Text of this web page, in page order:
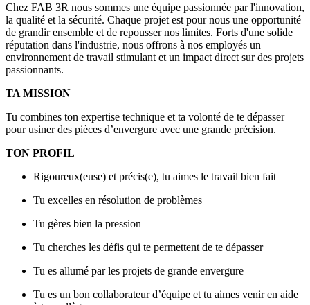
Chez FAB 3R nous sommes une équipe passionnée par l'innovation,
la qualité et la sécurité. Chaque projet est pour nous une opportunité
de grandir ensemble et de repousser nos limites. Forts d'une solide
réputation dans l'industrie, nous offrons à nos employés un
environnement de travail stimulant et un impact direct sur des projets
passionnants.
TA MISSION
Tu combines ton expertise technique et ta volonté de te dépasser
pour usiner des pièces d’envergure avec une grande précision.
TON PROFIL
Rigoureux(euse) et précis(e), tu aimes le travail bien fait
Tu excelles en résolution de problèmes
Tu gères bien la pression
Tu cherches les défis qui te permettent de te dépasser
Tu es allumé par les projets de grande envergure
Tu es un bon collaborateur d’équipe et tu aimes venir en aide